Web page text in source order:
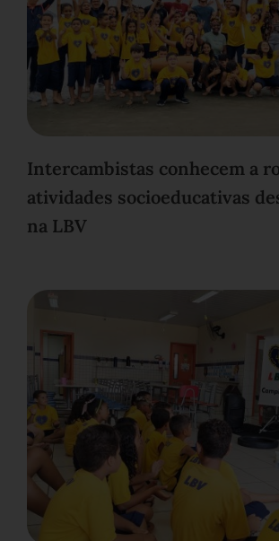
Intercambistas conhecem a
atividades socioeducativas
na LBV